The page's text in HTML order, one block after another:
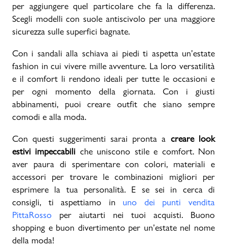
per aggiungere quel particolare che fa la differenza.
Scegli modelli con suole antiscivolo per una maggiore
sicurezza sulle superfici bagnate.
Con i sandali alla schiava ai piedi ti aspetta un’estate
fashion in cui vivere mille avventure. La loro versatilità
e il comfort li rendono ideali per tutte le occasioni e
per ogni momento della giornata. Con i giusti
abbinamenti, puoi creare outfit che siano sempre
comodi e alla moda.
Con questi suggerimenti sarai pronta a creare look
estivi impeccabili che uniscono stile e comfort. Non
aver paura di sperimentare con colori, materiali e
accessori per trovare le combinazioni migliori per
esprimere la tua personalità. E se sei in cerca di
consigli, ti aspettiamo in uno dei punti vendita
PittaRosso per aiutarti nei tuoi acquisti. Buono
shopping e buon divertimento per un’estate nel nome
della moda!